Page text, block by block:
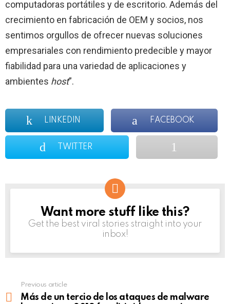
computadoras portátiles y de escritorio. Además del
crecimiento en fabricación de OEM y socios, nos
sentimos orgullos de ofrecer nuevas soluciones
empresariales con rendimiento predecible y mayor
fiabilidad para una variedad de aplicaciones y
ambientes host”.
LINKEDIN FACEBOOK
TWITTER
NEWSLETTER
Want more stuff like this?
Get the best viral stories straight into your
inbox!
more
Previous article
Más de un tercio de los ataques de malware